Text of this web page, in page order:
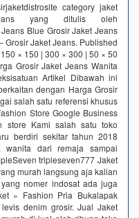
category jaket
yang ditulis oleh
Blue Grosir Jaket Jeans
Grosir Jaket Jeans. Published
× 150 | 300 × 300 | 50 × 50
Grosir Jaket Jeans Wanita
Artikel Dibawah ini
dengan Harga Grosir
salah satu referensi khusus
Store Google Business
store Kami salah satu toko
berdiri sekitar tahun 2018
wanita dari remaja sampai
tripleseven777 Jaket
murah langsung aja kalian
nomer indosat ada juga
» Fashion Pria Bukalapak
denim grosir. Jual Jaket